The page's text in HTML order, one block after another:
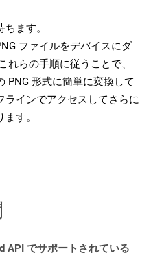
ます。
ファイルをデバイスにダ
れらの手順に従うことで、
PNG 形式に簡単に変換して
ラインでアクセスしてさらに
す。
API でサポートされている